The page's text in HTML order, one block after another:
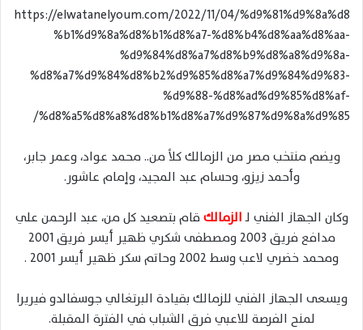
https://elwatanelyoum.com/2022/11/04/%d9%81%d9%8a%d8
%b1%d9%8a%d8%b1%d8%a7-%d8%b4%d8%aa%d8%aa-
%d9%84%d8%a7%d8%b9%d8%a8%d9%8a-
%d8%a7%d9%84%d8%b2%d9%85%d8%a7%d9%84%d9%83-
%d9%88-%d8%ad%d9%85%d8%af-
%d8%a5%d8%a8%d8%b1%d8%a7%d9%87%d9%8a%d9%85/
ويضم منتخب مصر من الزمالك كلاً من.. محمد عواد، وعمر جابر،
وأحمد زيزو، وحسام عبد المجيد، وإمام عاشور.
وكان الجهاز الفني لـالزمالك قام بتصعيد كل من، عبد الرحمن علي
مدافع فريق 2003 ومصطفى شكري ظهير أيسر فريق 2001
ومحمد خضري لاعب وسط 2002 وحاتم سكر ظهير أيسر 2001 .
ويسعى الجهاز الفني للزمالك بقيادة البرتغالي جوسفالدو فيريرا
لمنح الفرصة للاعبي فرق الشباب في الفترة المقبلة.